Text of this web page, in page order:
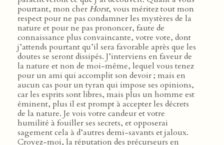
pourtant, mon cherHorst, vous méritez tout mon
respect pour ne pas condamner les mystères de la
nature et pour ne pas prononcer, faute de
connaissance plus convaincante, votre vote, dont
j’attends pourtant qu’il sera favorable après que les
doutes se seront dissipés. J’interviens en faveur de
la nature et non de moi-même, lequel vous tenez
pour un ami qui accomplit son devoir ; mais en
aucun cas pour un tyran qui impose ses opinions,
car les esprits sont libres, mais plus un homme est
éminent, plus il est prompt à accepter les décrets
de la nature. Je vois votre candeur et votre
humilité à fouiller ses secrets, et opposerai
sagement cela à d’autres demi-savants et jaloux.
Croyez-moi, la réputation des précurseurs en